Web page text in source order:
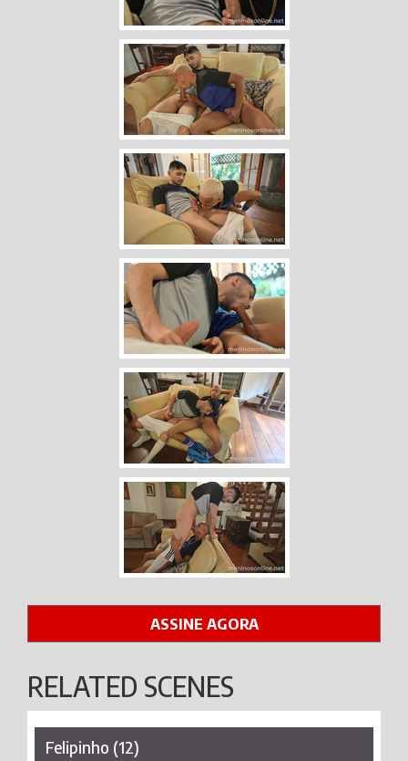
ASSINE AGORA
RELATED SCENES
Felipinho (12)